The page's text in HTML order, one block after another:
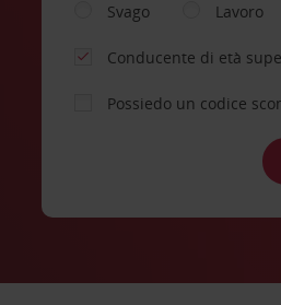
Svago
Lavoro
Conducente di età
Possiedo un codice